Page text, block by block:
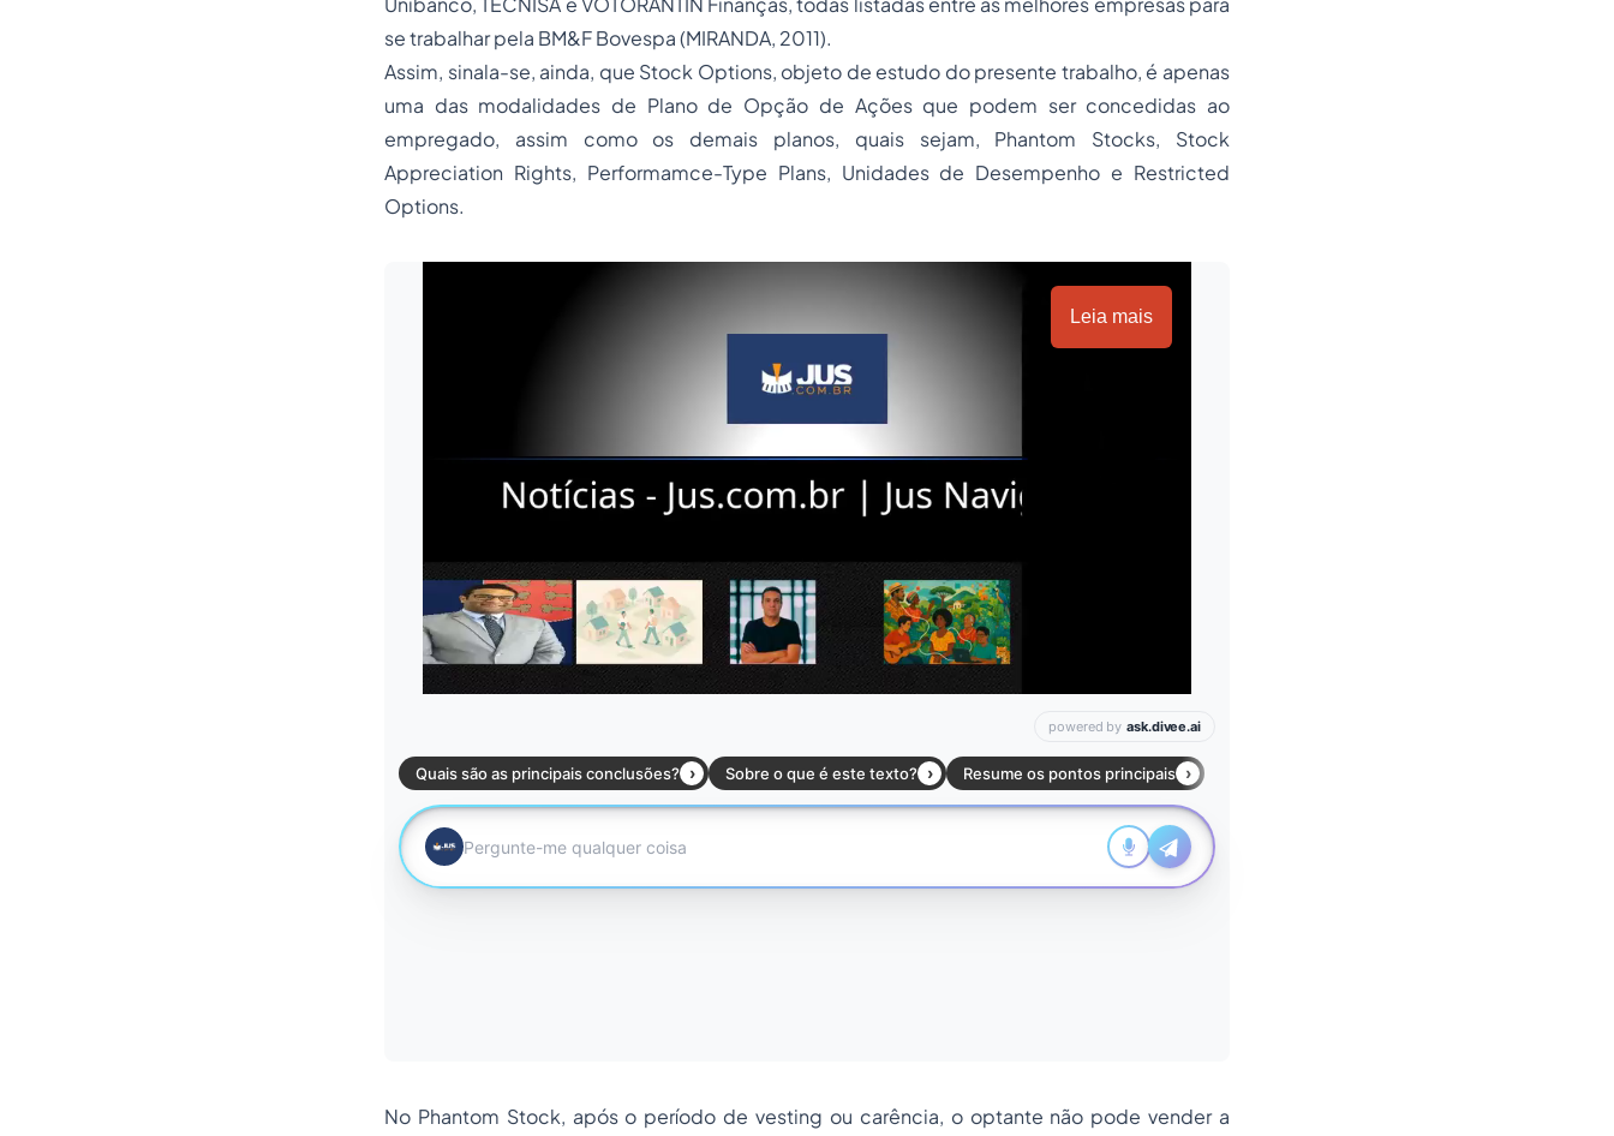
se trabalhar pela BM&F Bovespa (MIRANDA, 2011).
Assim, sinala-se, ainda, que Stock Options, objeto de estudo do presente trabalho, é apenas
uma das modalidades de Plano de Opção de Ações que podem ser concedidas ao
empregado, assim como os demais planos, quais sejam, Phantom Stocks, Stock
Appreciation Rights, Performamce-Type Plans, Unidades de Desempenho e Restricted
Options.
Leia mais
No Phantom Stock, após o período de vesting ou carência, o optante não pode vender a